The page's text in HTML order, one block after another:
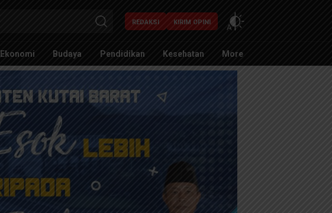
REDAKSI KIRIM OPINI
Ekonomi Budaya Pendidikan Kesehatan More